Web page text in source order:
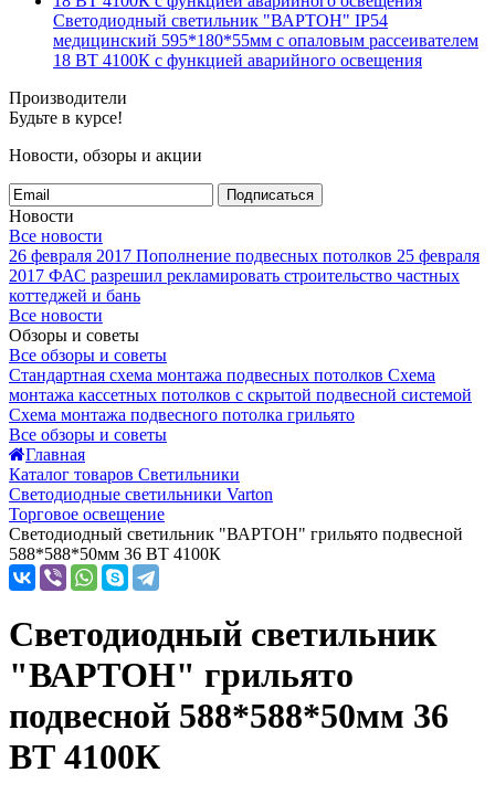
Светодиодный светильник "ВАРТОН" IP54
медицинский 595*180*55мм с опаловым рассеивателем
18 ВТ 4100К с функцией аварийного освещения
Производители
Будьте в курсе!
Новости, обзоры и акции
Подписаться
Новости
Все новости
26 февраля 2017 Пополнение подвесных потолков 25 февраля
2017 ФАС разрешил рекламировать строительство частных
коттеджей и бань
Все новости
Обзоры и советы
Все обзоры и советы
Стандартная схема монтажа подвесных потолков Схема
монтажа кассетных потолков с скрытой подвесной системой
Схема монтажа подвесного потолка грильято
Все обзоры и советы
Главная
Каталог товаров Светильники
Светодиодные светильники Varton
Торговое освещение
Светодиодный светильник "ВАРТОН" грильято подвесной
588*588*50мм 36 ВТ 4100К
Светодиодный светильник
"ВАРТОН" грильято
подвесной 588*588*50мм 36
ВТ 4100К